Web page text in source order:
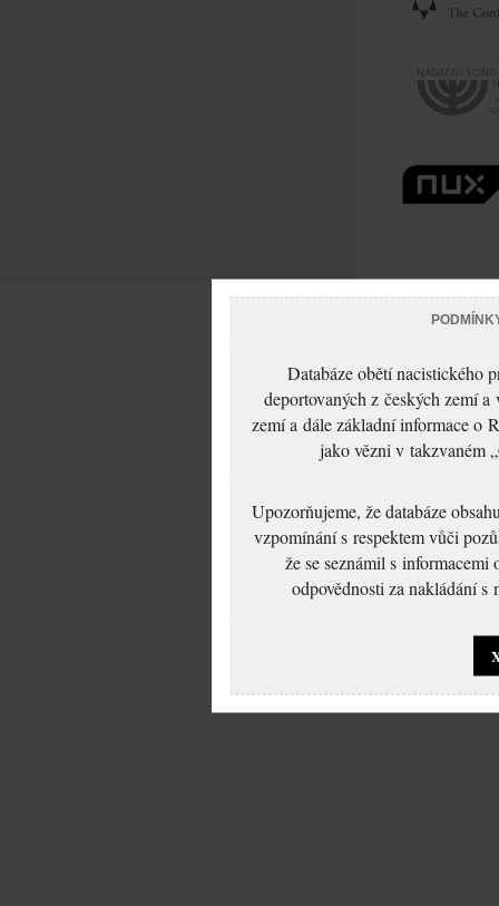
Databáze obětí nacistického
deportovaných z českých zemí
zemí a dále základní informace o
jako vězni v takzvaném
Upozorňujeme, že databáze
vzpomínání s respektem vůči
že se seznámil s
odpovědnosti za nakládání